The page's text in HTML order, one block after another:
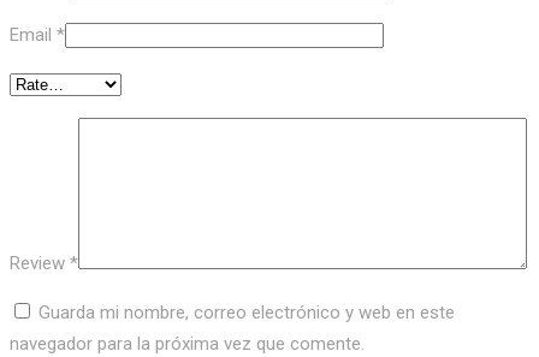
Email *
Review *
Guarda mi nombre, correo electrónico y web en este
navegador para la próxima vez que comente.